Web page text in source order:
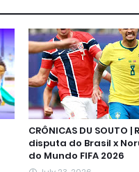
CRÔNICAS DU SOUTO
disputa do Brasil x
do Mundo FIFA 2026